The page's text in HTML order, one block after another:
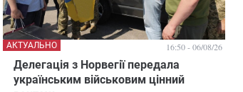
Делегація з Норвегії передала
українським військовим цінний
АКТУАЛЬНО 16:50 - 06/08/26